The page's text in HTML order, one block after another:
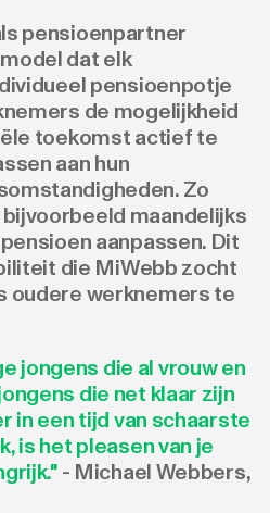
pensioenpartner
dat elk
pensioenpotje
de mogelijkheid
toekomst actief te
aan hun
Zo
maandelijks
aanpassen. Dit
die MiWebb zocht
oudere werknemers te
jongens die al vrouw en
die net klaar zijn
in een tijd van schaarste
is het pleasen van je
- Michael Webbers,